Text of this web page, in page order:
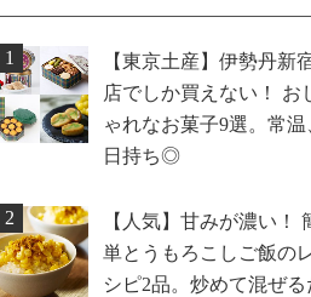
1
【東京土産】伊勢丹新
店でしか買えない！ お
ゃれなお菓子9選。常温
日持ち◎
2
【人気】甘みが濃い！
単とうもろこしご飯の
シピ2品。炒めて混ぜる